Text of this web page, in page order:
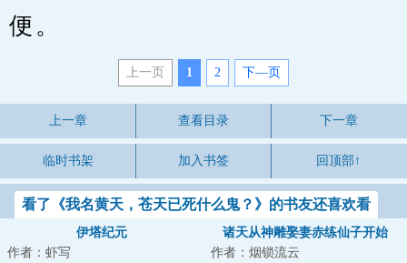
便。
上一页 1 2 下—页
上一章 查看目录 下一章
临时书架 加入书签 回顶部↑
看了《我名黄天，苍天已死什么鬼？》的书友还喜欢看
伊塔纪元
作者：虾写
诸天从神雕娶妻赤练仙子开始
作者：烟锁流云